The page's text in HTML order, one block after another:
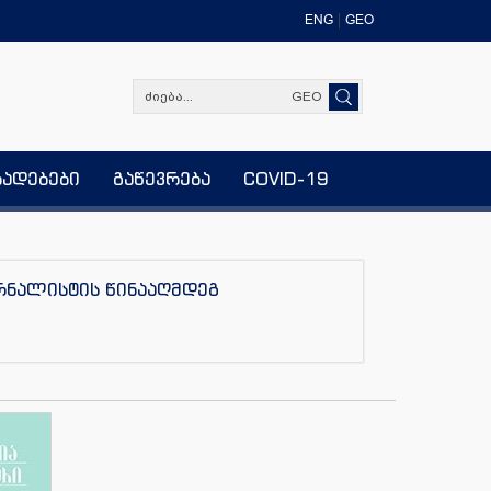
ENG GEO
GEO
გაწევრება COVID-19
წინააღმდეგ